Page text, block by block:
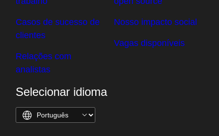
Casos de sucesso de
clientes
Relações com
analistas
Nosso impacto social
Vagas disponíveis
Selecionar idioma